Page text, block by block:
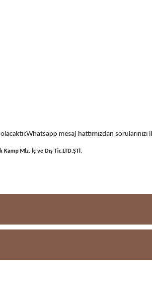
mesaj hattımızdan
Kamp Mlz. İç ve Dış Tic.LTD.ŞTİ.